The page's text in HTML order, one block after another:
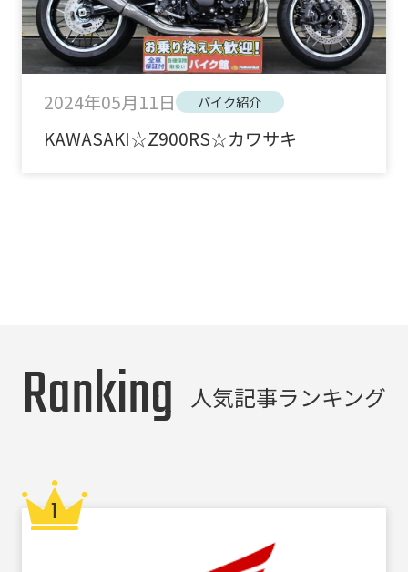
2024年05月11日 バイク紹介
KAWASAKI☆Z900RS☆カワサキ
Ranking 人気記事ランキング